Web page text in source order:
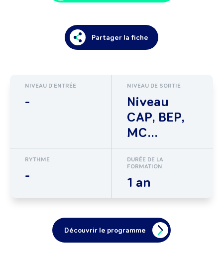
Partager la fiche
NIVEAU D'ENTRÉE
-
NIVEAU DE SORTIE
Niveau
CAP, BEP,
MC...
RYTHME
-
DURÉE DE LA
FORMATION
1 an
Découvrir le programme